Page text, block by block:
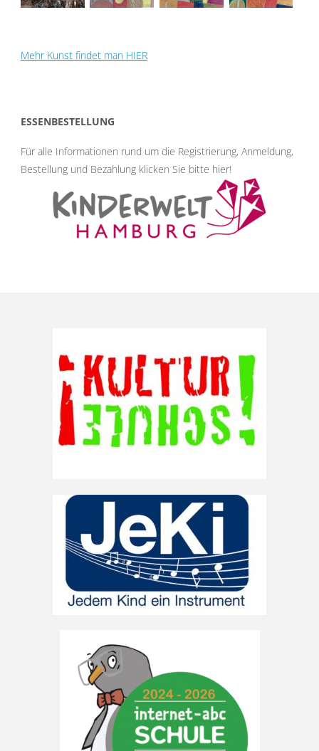
Mehr Kunst findet man HIER
ESSENBESTELLUNG
Für alle Informationen rund um die Registrierung, Anmeldung,
Bestellung und Bezahlung klicken Sie bitte hier!